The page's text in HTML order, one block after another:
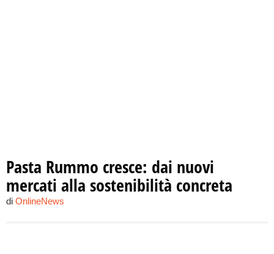
Pasta Rummo cresce: dai nuovi
mercati alla sostenibilità concreta
di OnlineNews